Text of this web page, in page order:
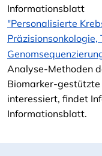
Informationsblatt
"Personalisierte
Analyse-Methoden
Biomarker-
interessiert, findet
Informationsblatt.